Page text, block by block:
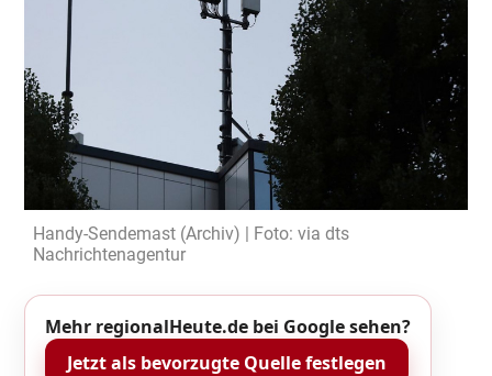
Handy-Sendemast (Archiv) | Foto: via dts
Nachrichtenagentur
Mehr regionalHeute.de bei Google sehen?
Jetzt als bevorzugte Quelle festlegen